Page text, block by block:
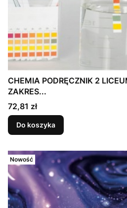
CHEMIA PODRĘCZNIK 2
ZAKRES...
Cena
72,81 zł
Do koszyka
Nowość